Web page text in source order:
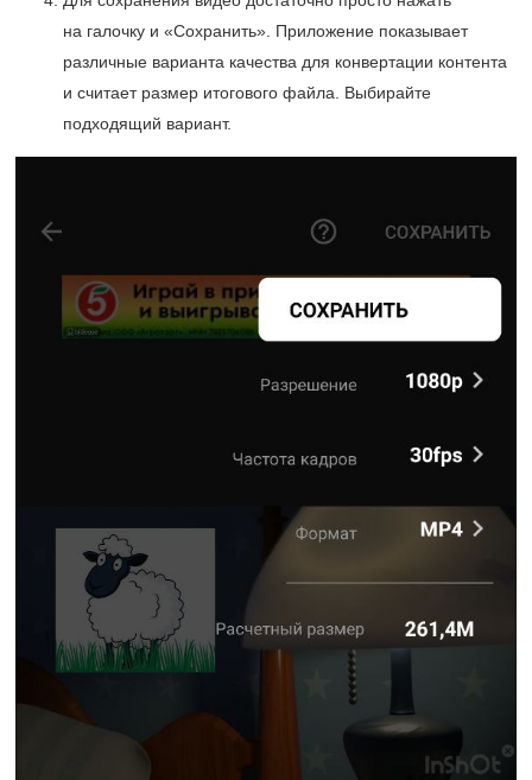
на галочку и «Сохранить». Приложение показывает
различные варианта качества для конвертации контента
и считает размер итогового файла. Выбирайте
подходящий вариант.